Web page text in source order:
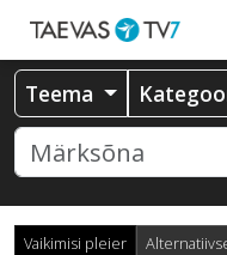
Teema
Vaikimisi pleier